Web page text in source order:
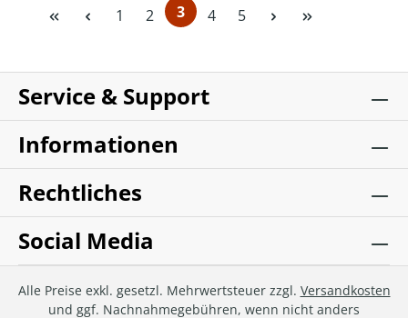
Seite
1 Seite
2 Seite
3 Seite
4 Seite
5
Service & Support
Informationen
Rechtliches
Social Media
Alle Preise exkl. gesetzl. Mehrwertsteuer zzgl. Versandkosten
und ggf. Nachnahmegebühren, wenn nicht anders